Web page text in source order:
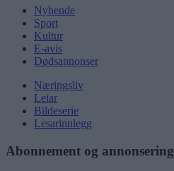
Nyhende
Sport
Kultur
E-avis
Dødsannonser
Næringsliv
Leiar
Bildeserie
Lesarinnlegg
Abonnement og annonsering